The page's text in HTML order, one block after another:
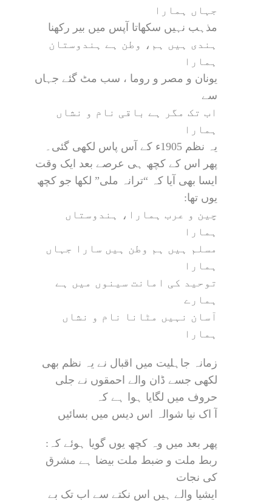
جہاں ہمارا
مذہب نہیں سکھاتا آپس میں بیر رکھنا
ہندی ہیں ہم، وطن ہے ہندوستان
ہمارا
یونان و مصر و روما ، سب مٹ گئے جہاں
سے
اب تک مگر ہے باقی نام و نشاں
ہمارا
یہ نظم 1905ء کے آس پاس لکھی گئی۔
پھر اس کے کچھ ہی عرصے بعد ایک وقت
ایسا بھی آیا کہ “ترانہ ملی” لکھا جو کچھ
یوں تھا:
چین و عرب ہمارا، ہندوستاں
ہمارا
مسلم ہیں ہم وطن ہیں سارا جہاں
ہمارا
توحید کی امانت سینوں میں ہے
ہمارے
آسان نہیں مٹانا نام و نشاں
ہمارا
زمانہ جاہلیت میں اقبال نے یہ نظم بھی
لکھی جسے ڈان والے احمقوں نے جلی
حروف میں لگایا ہوا ہے کہ
آ اک نیا شوالہ اس دیس میں بسائیں
پھر بعد میں وہ کچھ یوں گویا ہوئے کہ:
ربط ملت و ضبط ملت بیضا ہے مشرق
کی نجات
ایشیا والے ہیں اس نکتے سے اب تک بے